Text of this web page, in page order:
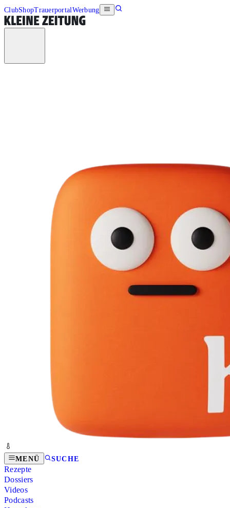
ClubShopTrauerportalWerbung
MENÜ SUCHE
Rezepte
Dossiers
Videos
Podcasts